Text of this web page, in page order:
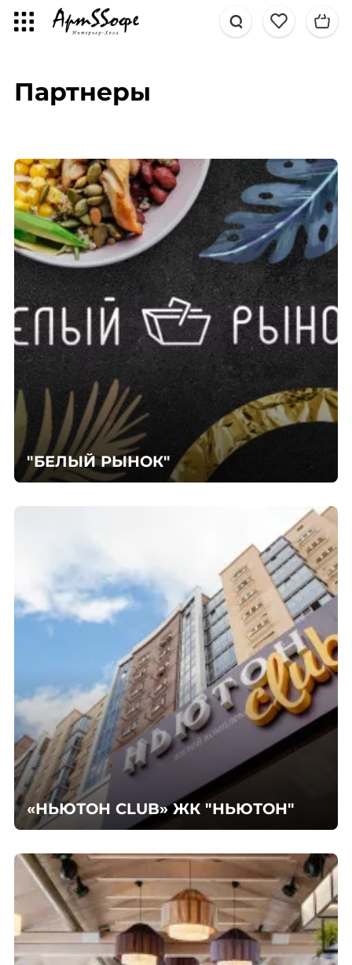
Партнеры
"БЕЛЫЙ РЫНОК"
«НЬЮТОН CLUB» ЖК "НЬЮТОН"